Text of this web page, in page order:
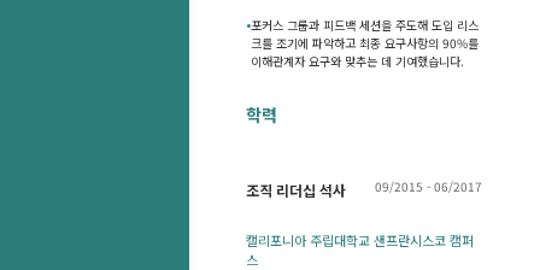
•포커스 그룹과 피드백 세션을 주도해 도입 리스
크를 조기에 파악하고 최종 요구사항의 90%를
이해관계자 요구와 맞추는 데 기여했습니다.
학력
조직 리더십 석사 09/2015 - 06/2017
캘리포니아 주립대학교 샌프란시스코 캠퍼
스